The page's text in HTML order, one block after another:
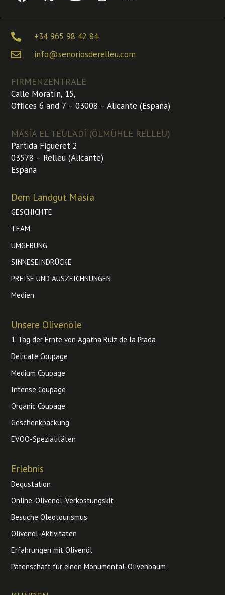
+34 965 98 42 84
info@senoriosderelleu.com
FIRMENZENTRALE
Calle Moratín, 15,
Offices 6 and 7 – 03008 – Alicante (España)
MASÍA EL TEULADÍ (ÖLMÜHLE RELLEU)
Partida Figueret 2
03578 – Relleu (Alicante)
España
Dem Landgut Masía
GESCHICHTE
TEAM
UMGEBUNG
SINNESEINDRÜCKE
PREISE UND AUSZEICHNUNGEN
Medien
Unsere Olivenöle
1. Tag der Ernte von Agatha Ruiz de la Prada
Delicate Coupage
Medium Coupage
Intense Coupage
Organic Coupage
Geschenkpackung
EVOO-Spezialitäten
Erlebnis
Degustation
Online-Olivenöl-Verkostungskit
Besuche Oleotourismus
Olivenöl-Aktivitäten
Erfahrungen mit Olivenöl
Patenschaft für einen Monumental-Olivenbaum